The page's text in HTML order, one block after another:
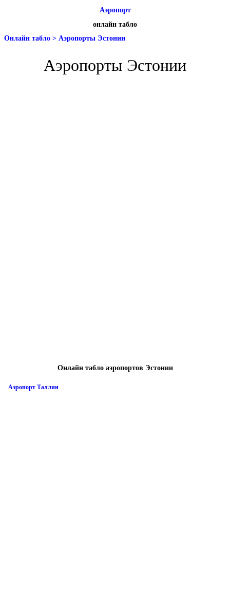
Аэропорт
онлайн табло
Онлайн табло > Аэропорты Эстонии
Аэропорты Эстонии
Онлайн табло аэропортов Эстонии
Аэропорт Таллин